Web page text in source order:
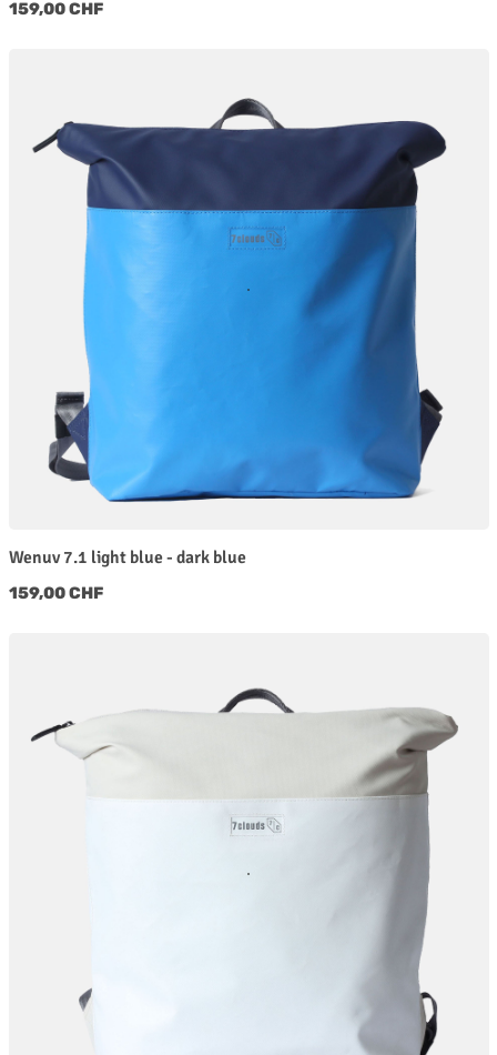
Regulärer Preis:
159,00 CHF
Wenuv 7.1 light blue - dark blue
Regulärer Preis:
159,00 CHF